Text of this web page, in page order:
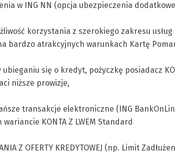
w ING NN (opcja ubezpieczenia
korzystania z szerokiego zakresu
bardzo atrakcyjnych warunkach Kartę
ubieganiu się o kredyt, pożyczkę posiadacz
niższe prowizje,
tańsze transakcje elektroniczne (ING
KONTA Z LWEM Standard
Z OFERTY KREDYTOWEJ (np. Limit